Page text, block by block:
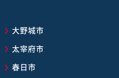
大野城市
太宰府市
春日市